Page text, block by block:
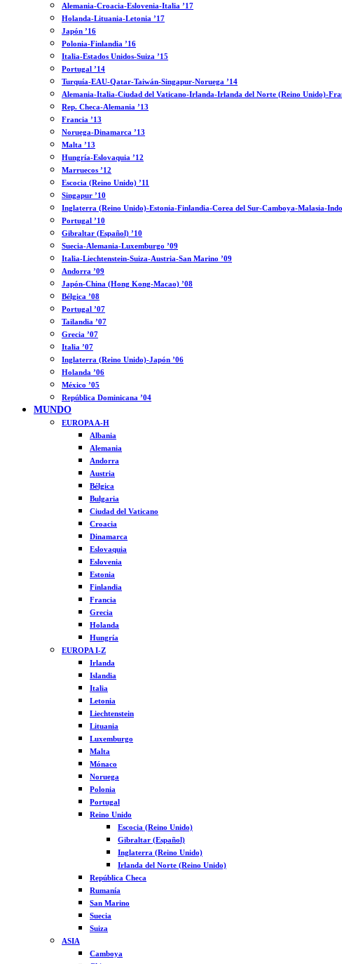
Alemania-Croacia-Eslovenia-Italia ’17
Holanda-Lituania-Letonia ’17
Japón ’16
Polonia-Finlandia ’16
Italia-Estados Unidos-Suiza ’15
Portugal ’14
Turquía-EAU-Qatar-Taiwán-Singapur-Noruega ’14
Alemania-Italia-Ciudad del Vaticano-Irlanda-Irlanda del Norte (Reino Unido)-
Rep. Checa-Alemania ’13
Francia ’13
Noruega-Dinamarca ’13
Malta ’13
Hungría-Eslovaquia ’12
Marruecos ’12
Escocia (Reino Unido) ’11
Singapur ’10
Inglaterra (Reino Unido)-Estonia-Finlandia-Corea del Sur-Camboya-Malasia-
Portugal ’10
Gibraltar (Español) ’10
Suecia-Alemania-Luxemburgo ’09
Italia-Liechtenstein-Suiza-Austria-San Marino ’09
Andorra ’09
Japón-China (Hong Kong-Macao) ’08
Bélgica ’08
Portugal ’07
Tailandia ’07
Grecia ’07
Italia ’07
Inglaterra (Reino Unido)-Japón ’06
Holanda ’06
México ’05
República Dominicana ’04
MUNDO
EUROPA A-H
Albania
Alemania
Andorra
Austria
Bélgica
Bulgaria
Ciudad del Vaticano
Croacia
Dinamarca
Eslovaquia
Eslovenia
Estonia
Finlandia
Francia
Grecia
Holanda
Hungría
EUROPA I-Z
Irlanda
Islandia
Italia
Letonia
Liechtenstein
Lituania
Luxemburgo
Malta
Mónaco
Noruega
Polonia
Portugal
Reino Unido
Escocia (Reino Unido)
Gibraltar (Español)
Inglaterra (Reino Unido)
Irlanda del Norte (Reino Unido)
República Checa
Rumanía
San Marino
Suecia
Suiza
ASIA
Camboya